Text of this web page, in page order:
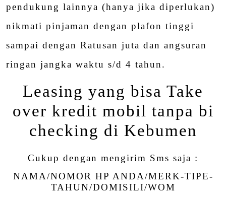
pendukung lainnya (hanya jika diperlukan)
nikmati pinjaman dengan plafon tinggi
sampai dengan Ratusan juta dan angsuran
ringan jangka waktu s/d 4 tahun.
Leasing yang bisa Take
over kredit mobil tanpa bi
checking di Kebumen
Cukup dengan mengirim Sms saja :
NAMA/NOMOR HP ANDA/MERK-TIPE-
TAHUN/DOMISILI/WOM